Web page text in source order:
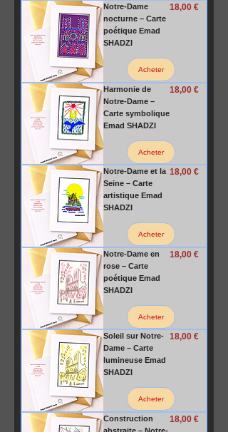
Notre-Dame
nocturne – Carte
poétique Emad
SHADZI
Prix
18,00 €
Acheter
Harmonie de
Notre-Dame –
Carte symbolique
Emad SHADZI
Prix
18,00 €
Acheter
Notre-Dame et la
Seine – Carte
artistique Emad
SHADZI
Prix
18,00 €
Acheter
Notre-Dame en
rose – Carte
poétique Emad
SHADZI
Prix
18,00 €
Acheter
Soleil sur Notre-
Dame – Carte
lumineuse Emad
SHADZI
Prix
18,00 €
Acheter
Construction
Prix
18,00 €